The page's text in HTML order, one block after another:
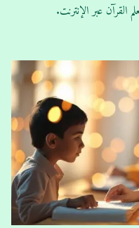
القرآن عبر الإنترنت.